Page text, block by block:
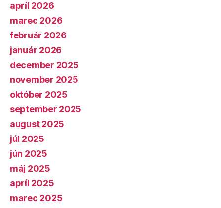
apríl 2026
marec 2026
február 2026
január 2026
december 2025
november 2025
október 2025
september 2025
august 2025
júl 2025
jún 2025
máj 2025
apríl 2025
marec 2025